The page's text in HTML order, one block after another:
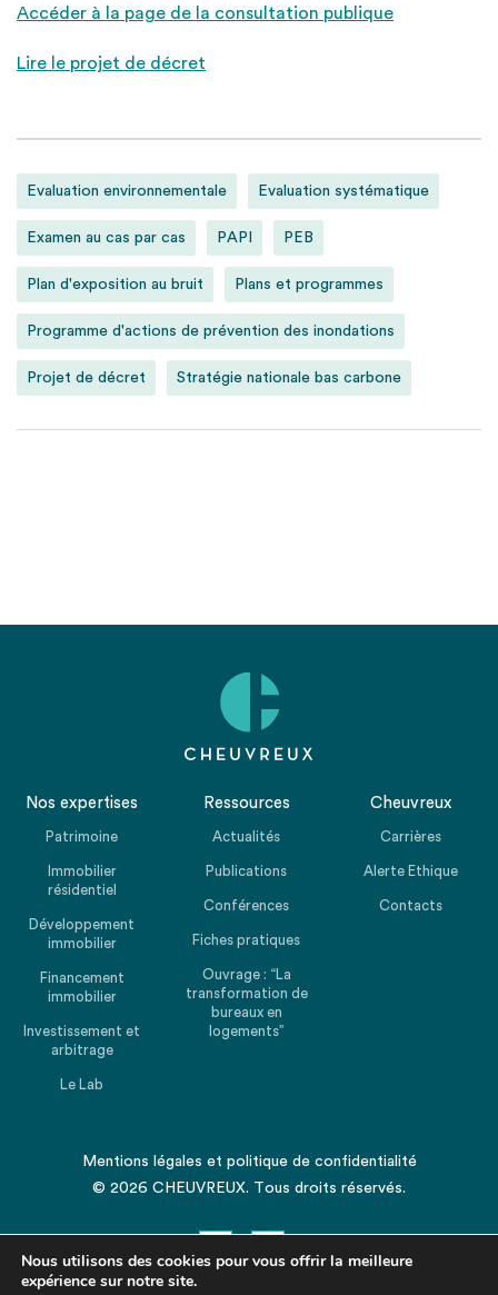
Accéder à la page de la consultation publique
Lire le projet de décret
Evaluation environnementale Evaluation systématique
Examen au cas par cas PAPI PEB
Plan d'exposition au bruit Plans et programmes
Programme d'actions de prévention des inondations
Projet de décret Stratégie nationale bas carbone
Nos expertises
Patrimoine
Immobilier
résidentiel
Développement
immobilier
Financement
immobilier
Investissement et
arbitrage
Le Lab
Ressources
Actualités
Publications
Conférences
Fiches pratiques
Ouvrage : “La
transformation de
bureaux en
logements”
Cheuvreux
Carrières
Alerte Ethique
Contacts
Mentions légales et politique de confidentialité
© 2026 CHEUVREUX. Tous droits réservés.
Nous utilisons des cookies pour vous offrir la meilleure
expérience sur notre site.